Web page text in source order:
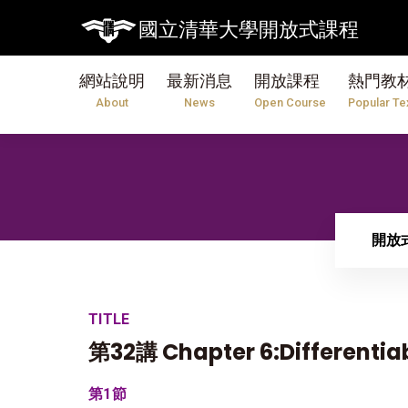
國立清華大學開放式課程
網站說明
About
最新消息
News
開放課程
Open Course
熱門教
Popular
開放
TITLE
第32講 Chapter
第1節